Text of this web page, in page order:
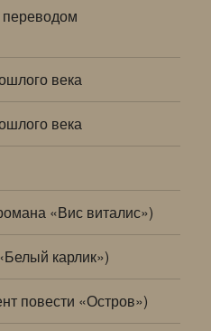
века
века
«Вис виталис»)
карлик»)
повести «Остров»)